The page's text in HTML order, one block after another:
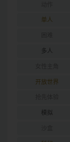
单人
多人
开放世界
模拟